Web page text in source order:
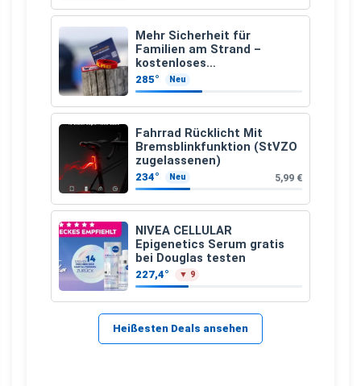
Mehr Sicherheit für
Familien am Strand –
kostenloses
Kindersuchband der DLRG
285° Neu
Fahrrad Rücklicht Mit
Bremsblinkfunktion (StVZO
zugelassenen)
234° Neu 5,99 €
NIVEA CELLULAR
Epigenetics Serum gratis
bei Douglas testen
227,4° ▼ 9
Heißesten Deals ansehen